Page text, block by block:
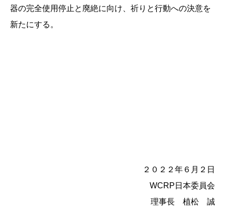
器の完全使用停止と廃絶に向け、祈りと行動への決意を
新たにする。
２０２２年６月２日
WCRP日本委員会
理事長 植松 誠